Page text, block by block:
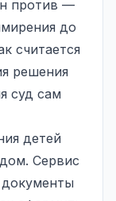
против —
до
считается
решения
суд сам
детей
Сервис